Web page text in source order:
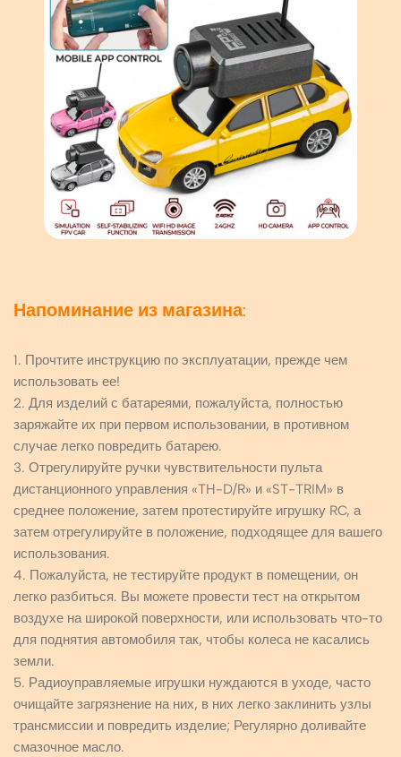
Напоминание из магазина:
1. Прочтите инструкцию по эксплуатации, прежде чем
использовать ее!
2. Для изделий с батареями, пожалуйста, полностью
заряжайте их при первом использовании, в противном
случае легко повредить батарею.
3. Отрегулируйте ручки чувствительности пульта
дистанционного управления «TH-D/R» и «ST-TRIM» в
среднее положение, затем протестируйте игрушку RC, а
затем отрегулируйте в положение, подходящее для вашего
использования.
4. Пожалуйста, не тестируйте продукт в помещении, он
легко разбиться. Вы можете провести тест на открытом
воздухе на широкой поверхности, или использовать что-то
для поднятия автомобиля так, чтобы колеса не касались
земли.
5. Радиоуправляемые игрушки нуждаются в уходе, часто
очищайте загрязнение на них, в них легко заклинить узлы
трансмиссии и повредить изделие; Регулярно доливайте
смазочное масло.